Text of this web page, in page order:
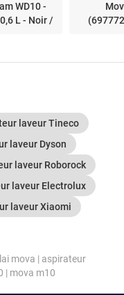
WD10 -
L - Noir /
laveur Tineco
laveur Dyson
laveur Roborock
laveur Electrolux
laveur Xiaomi
mova | aspirateur
| mova m10